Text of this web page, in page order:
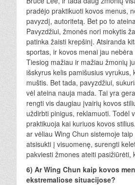
pradėjo praktikuoti kovos menus,
pavyzdį, autoritetą. Bet po to
Pavyzdžiui, žmonės nori mokytis
patinka žaisti krepšinį. Atsiranda
sportas, ir kovos menai jau
Tiesiog mažiau ir mažiau žmonių
išskyrus kelis pamišusius vyrukus,
muštis. Bet tada, pavyzdžiui,
vėl ateina nauja mada. Tai yra
rengti vis daugiau įvairių kovos
uždirbti pinigus, reklamuoti. Todėl
praktikuoja kai kuriuos kovos
ar vėliau Wing Chun sistemoje
atsisukti į visuomenę, surengti
pakviesti žmones ateiti pasižiūrėti,
6) Ar Wing Chun kaip kovos
ekstremaliose situacijose?